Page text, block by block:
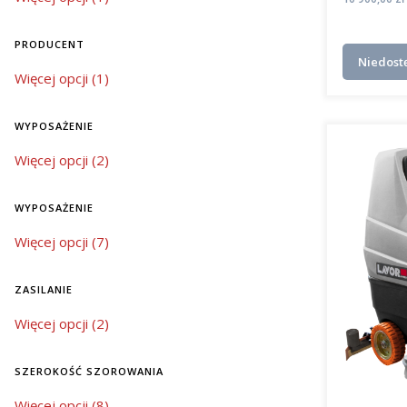
PRODUCENT
Producent
Więcej opcji (1)
WYPOSAŻENIE
wyposażenie
Więcej opcji (2)
WYPOSAŻENIE
wyposażenie
Więcej opcji (7)
ZASILANIE
zasilanie
Więcej opcji (2)
SZEROKOŚĆ SZOROWANIA